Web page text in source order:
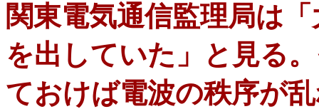
関東電気通信監理局は
を出していた」と見る
ておけば電波の秩序が